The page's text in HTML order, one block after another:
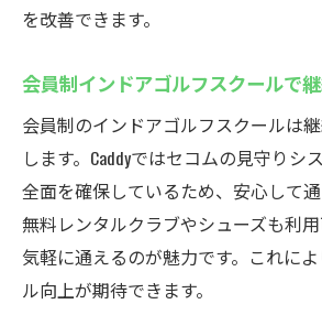
を改善できます。
会員制インドアゴルフスクールで
会員制のインドアゴルフスクールは
します。Caddyではセコムの見守りシ
全面を確保しているため、安心して通
無料レンタルクラブやシューズも利
気軽に通えるのが魅力です。これに
ル向上が期待できます。